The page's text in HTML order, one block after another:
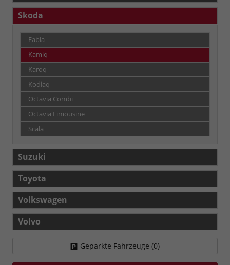
Skoda
Fabia
Kamiq
Karoq
Kodiaq
Octavia Combi
Octavia Limousine
Scala
Suzuki
Toyota
Volkswagen
Volvo
Geparkte Fahrzeuge (0)